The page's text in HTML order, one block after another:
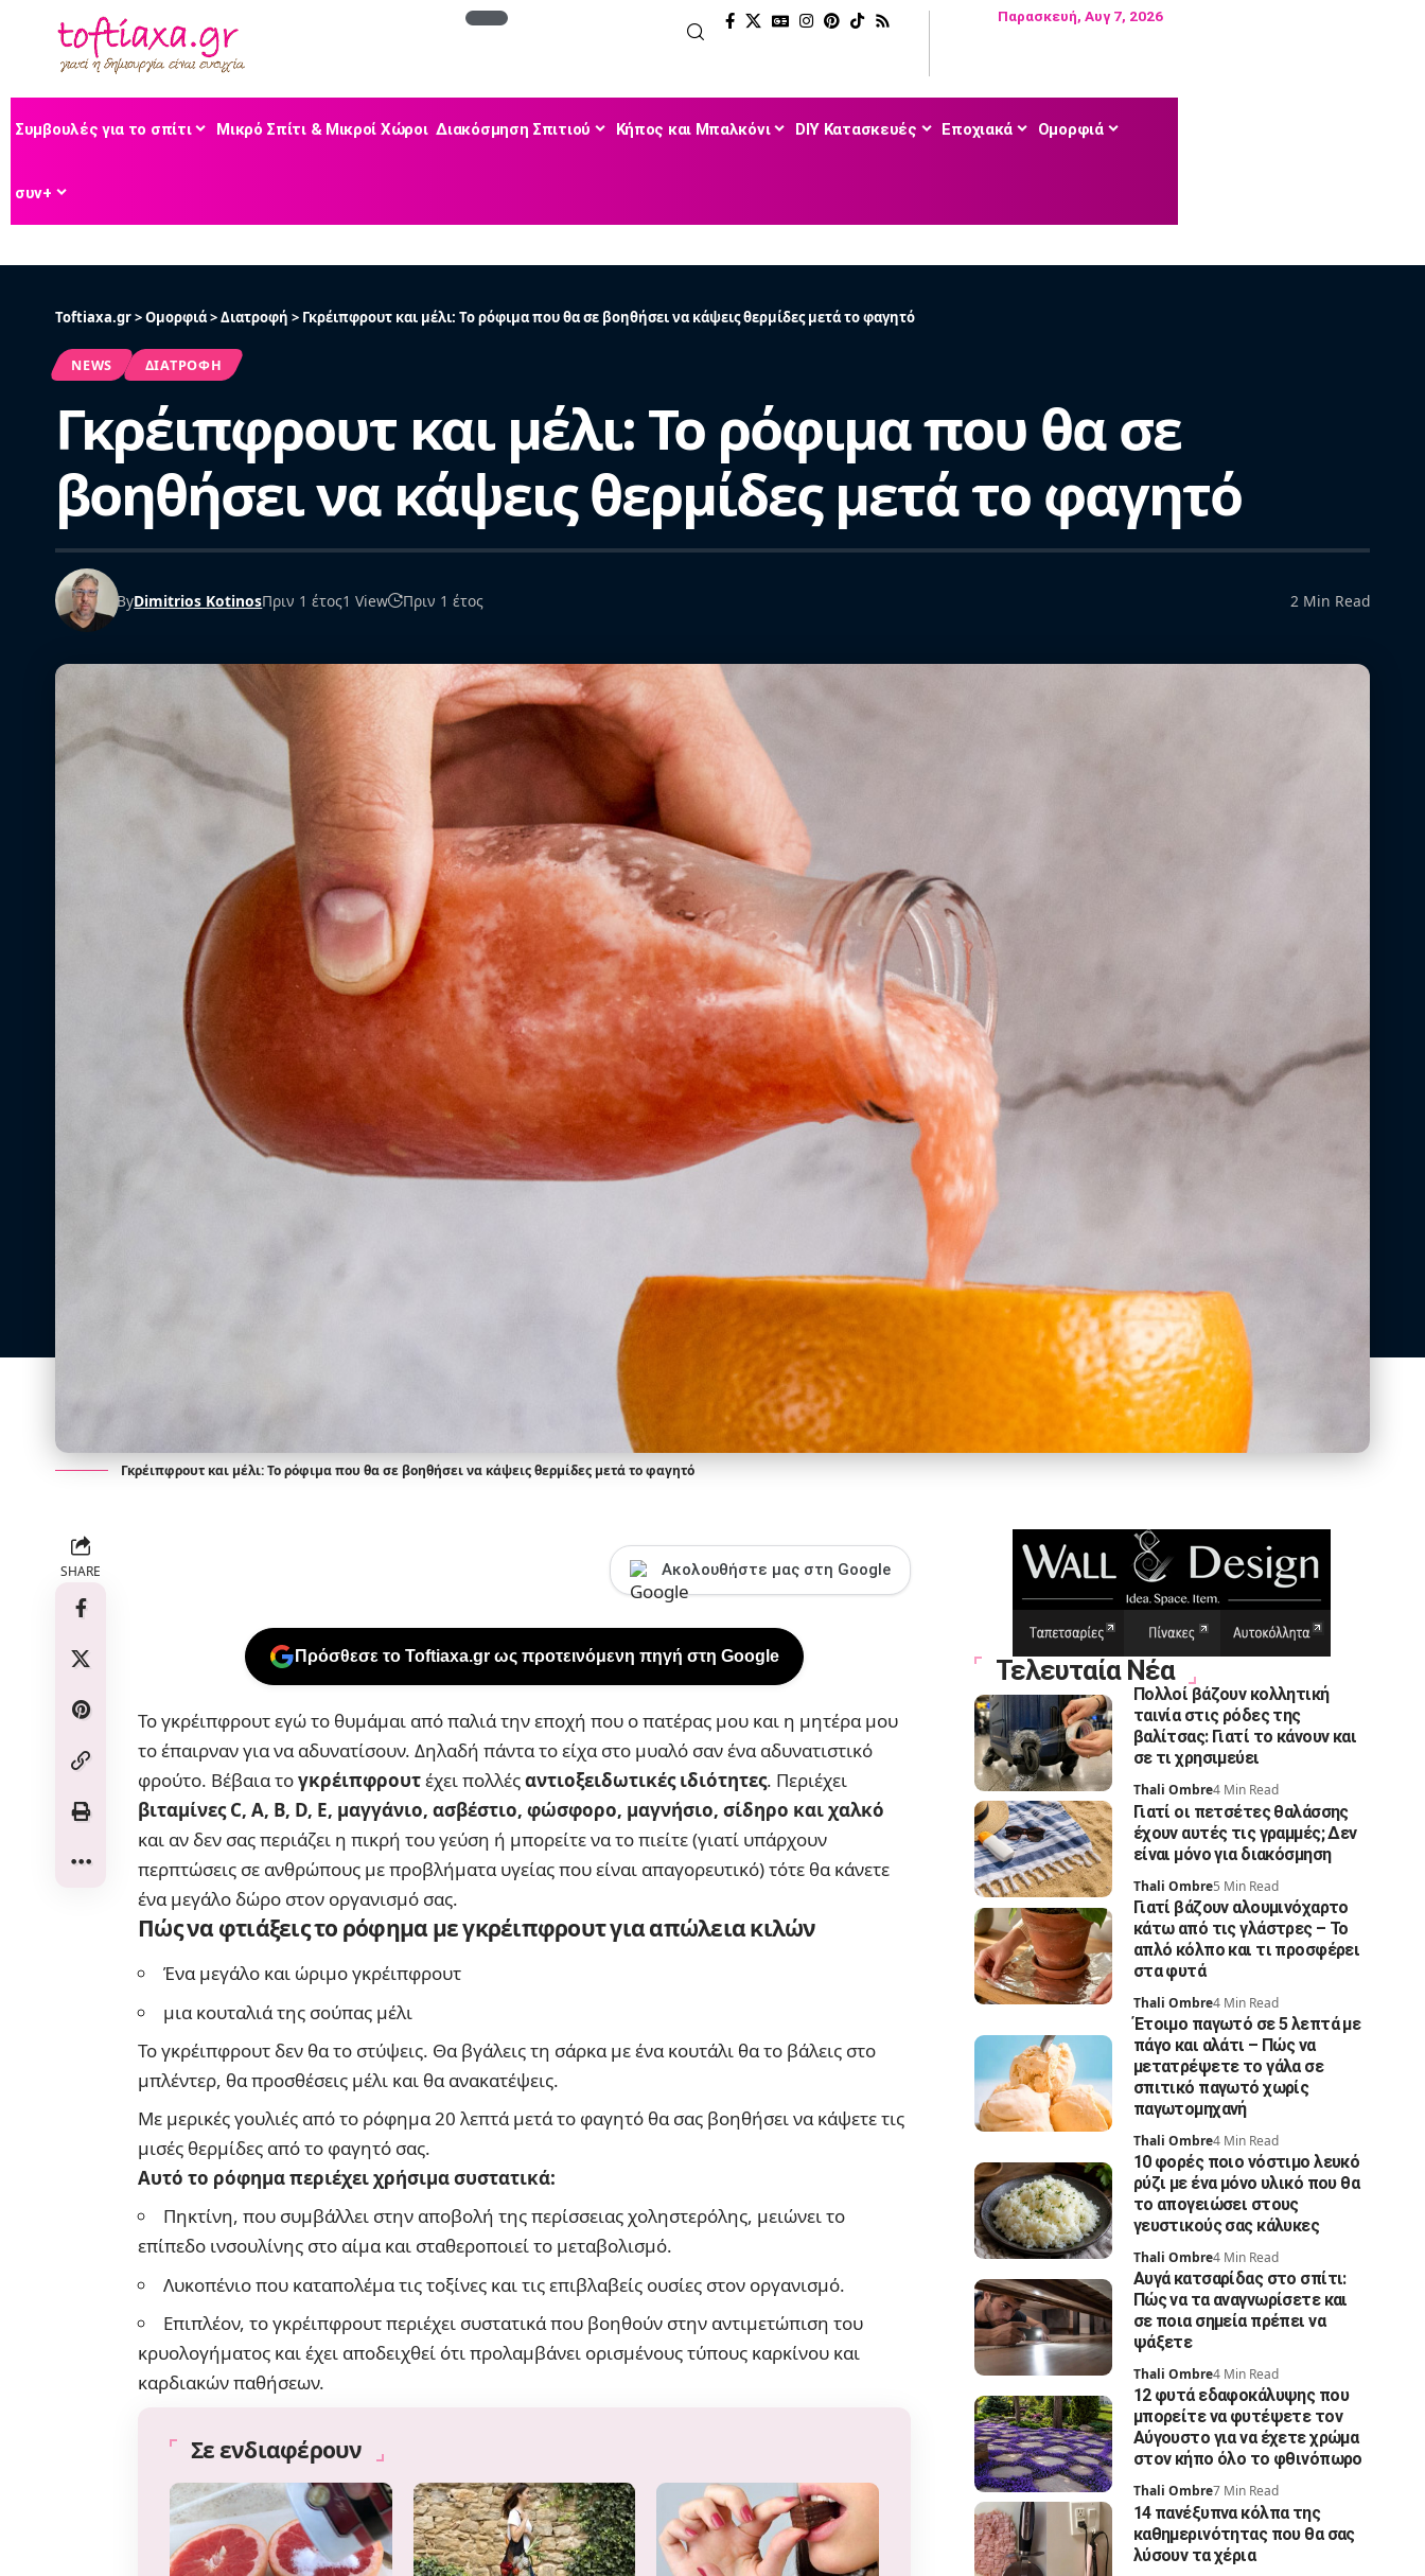
Παρασκευή, Αυγ 7, 2026
Συμβουλές για το σπίτι Μικρό Σπίτι & Μικροί Χώροι Διακόσμηση Σπιτιού Κήπος και Μπαλκόνι DIY Κατασκευές Εποχιακά Ομορφιά
συν+
Toftiaxa.gr>Ομορφιά>Διατροφή > Γκρέιπφρουτ και μέλι: Το ρόφιμα που θα σε βοηθήσει να κάψεις θερμίδες μετά το φαγητό
NEWS ΔΙΑΤΡΟΦΉ
Γκρέιπφρουτ και μέλι: Το ρόφιμα που θα σε
βοηθήσει να κάψεις θερμίδες μετά το φαγητό
ByDimitrios KotinosΠριν 1 έτος1 View Πριν 1 έτος 2 Min Read
Γκρέιπφρουτ και μέλι: Το ρόφιμα που θα σε βοηθήσει να κάψεις θερμίδες μετά το φαγητό
SHARE Ακολουθήστε μας στη Google
Πρόσθεσε το Toftiaxa.gr ως προτεινόμενη πηγή στη Google
Το γκρέιπφρουτ εγώ το θυμάμαι από παλιά την εποχή που ο πατέρας μου και η μητέρα μου
το έπαιρναν για να αδυνατίσουν. Δηλαδή πάντα το είχα στο μυαλό σαν ένα αδυνατιστικό
φρούτο. Βέβαια τογκρέιπφρουτέχει πολλέςαντιοξειδωτικές ιδιότητες. Περιέχει
βιταμίνες C, A, B, D, E, μαγγάνιο, ασβέστιο, φώσφορο, μαγνήσιο, σίδηρο και χαλκό
και αν δεν σας περιάζει η πικρή του γεύση ή μπορείτε να το πιείτε (γιατί υπάρχουν
περπτώσεις σε ανθρώπους με προβλήματα υγείας που είναι απαγορευτικό) τότε θα κάνετε
ένα μεγάλο δώρο στον οργανισμό σας.
Πώς να φτιάξεις το ρόφημα με γκρέιπφρουτ για απώλεια κιλών
Ένα μεγάλο και ώριμο γκρέιπφρουτ
μια κουταλιά της σούπας μέλι
Το γκρέιπφρουτ δεν θα το στύψεις. Θα βγάλεις τη σάρκα με ένα κουτάλι θα το βάλεις στο
μπλέντερ, θα προσθέσεις μέλι και θα ανακατέψεις.
Με μερικές γουλιές από το ρόφημα 20 λεπτά μετά το φαγητό θα σας βοηθήσει να κάψετε τις
μισές θερμίδες από το φαγητό σας.
Αυτό το ρόφημα περιέχει χρήσιμα συστατικά:
Πηκτίνη, που συμβάλλει στην αποβολή της περίσσειας χοληστερόλης, μειώνει το
επίπεδο ινσουλίνης στο αίμα και σταθεροποιεί το μεταβολισμό.
Λυκοπένιο που καταπολέμα τις τοξίνες και τις επιβλαβείς ουσίες στον οργανισμό.
Επιπλέον, το γκρέιπφρουτ περιέχει συστατικά που βοηθούν στην αντιμετώπιση του
κρυολογήματος και έχει αποδειχθεί ότι προλαμβάνει ορισμένους τύπους καρκίνου και
καρδιακών παθήσεων.
Σε ενδιαφέρουν
Τελευταία Νέα
Πολλοί βάζουν κολλητική
ταινία στις ρόδες της
βαλίτσας: Γιατί το κάνουν και
σε τι χρησιμεύει
Thali Ombre4 Min Read
Γιατί οι πετσέτες θαλάσσης
έχουν αυτές τις γραμμές; Δεν
είναι μόνο για διακόσμηση
Thali Ombre5 Min Read
Γιατί βάζουν αλουμινόχαρτο
κάτω από τις γλάστρες – Το
απλό κόλπο και τι προσφέρει
στα φυτά
Thali Ombre4 Min Read
Έτοιμο παγωτό σε 5 λεπτά με
πάγο και αλάτι – Πώς να
μετατρέψετε το γάλα σε
σπιτικό παγωτό χωρίς
παγωτομηχανή
Thali Ombre4 Min Read
10 φορές ποιο νόστιμο λευκό
ρύζι με ένα μόνο υλικό που θα
το απογειώσει στους
γευστικούς σας κάλυκες
Thali Ombre4 Min Read
Αυγά κατσαρίδας στο σπίτι:
Πώς να τα αναγνωρίσετε και
σε ποια σημεία πρέπει να
ψάξετε
Thali Ombre4 Min Read
12 φυτά εδαφοκάλυψης που
μπορείτε να φυτέψετε τον
Αύγουστο για να έχετε χρώμα
στον κήπο όλο το φθινόπωρο
Thali Ombre7 Min Read
14 πανέξυπνα κόλπα της
καθημερινότητας που θα σας
λύσουν τα χέρια